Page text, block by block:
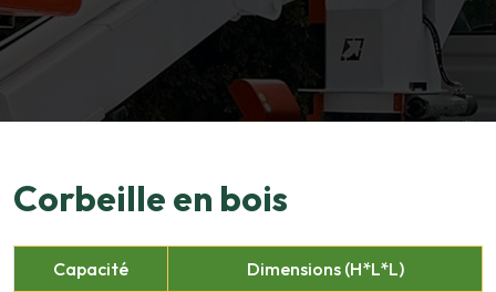
Corbeille en bois
Capacité Dimensions (H*L*L)